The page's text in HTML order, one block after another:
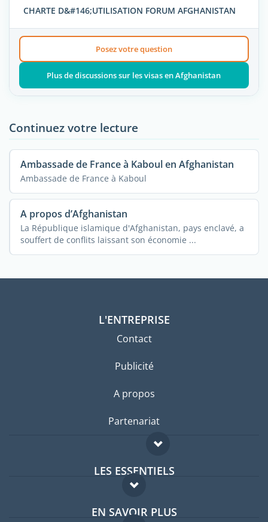
CHARTE D&#146;UTILISATION FORUM AFGHANISTAN
Posez votre question
Plus de discussions sur les visas en Afghanistan
Continuez votre lecture
Ambassade de France à Kaboul en Afghanistan
Ambassade de France à Kaboul
A propos d’Afghanistan
La République islamique d'Afghanistan, pays enclavé, a
souffert de conflits laissant son économie ...
L'ENTREPRISE
Contact
Publicité
A propos
Partenariat
LES ESSENTIELS
Forum expatriés
Guides pays
EN SAVOIR PLUS